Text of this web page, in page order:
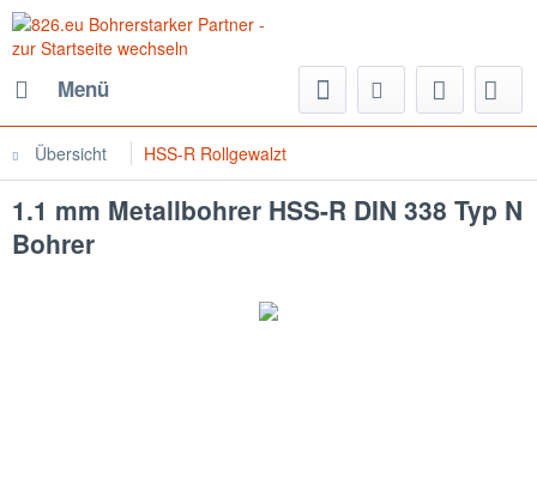
Menü
Übersicht HSS-R Rollgewalzt
1.1 mm Metallbohrer HSS-R DIN 338 Typ N
Bohrer